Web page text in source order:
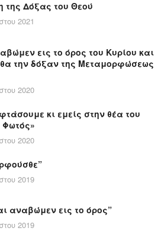
της Δόξας του Θεού
2021
εις το όρος του Κυρίου και
την δόξαν της Μεταμορφώσεως
2020
κι εμείς στην θέα του
Φωτός»
2020
2019
αναβώμεν εις το όρος”
2019